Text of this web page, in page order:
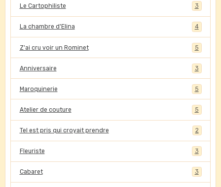
Le Cartophiliste 3
La chambre d'Elina 4
Z'ai cru voir un Rominet 5
Anniversaire 3
Maroquinerie 5
Atelier de couture 5
Tel est pris qui croyait prendre 2
Fleuriste 3
Cabaret 3